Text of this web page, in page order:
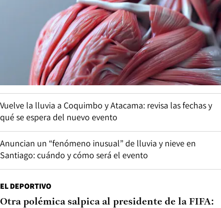
Vuelve la lluvia a Coquimbo y Atacama: revisa las fechas y
qué se espera del nuevo evento
Anuncian un “fenómeno inusual” de lluvia y nieve en
Santiago: cuándo y cómo será el evento
EL DEPORTIVO
Otra polémica salpica al presidente de la FIFA: